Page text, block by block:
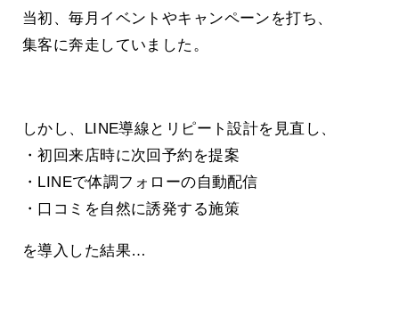
当初、毎月イベントやキャンペーンを打ち、
集客に奔走していました。
しかし、LINE導線とリピート設計を見直し、
・初回来店時に次回予約を提案
・LINEで体調フォローの自動配信
・口コミを自然に誘発する施策
を導入した結果…